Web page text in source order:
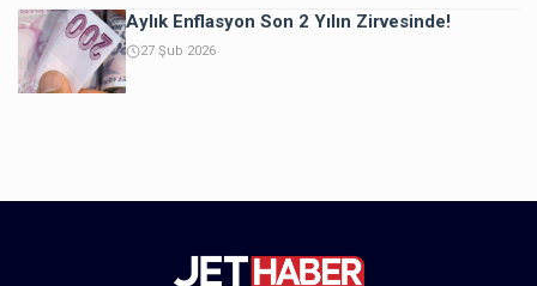
Aylık Enflasyon Son 2 Yılın Zirvesinde!
27 Şub 2026